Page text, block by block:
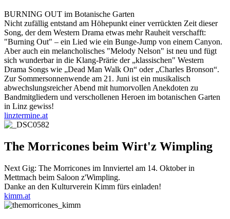
BURNING OUT im Botanische Garten
Nicht zufällig entstand am Höhepunkt einer verrückten Zeit dieser
Song, der dem Western Drama etwas mehr Rauheit verschafft:
"Burning Out" – ein Lied wie ein Bunge-Jump von einem Canyon.
Aber auch ein melancholisches "Melody Nelson" ist neu und fügt
sich wunderbar in die Klang-Prärie der „klassischen" Western
Drama Songs wie „Dead Man Walk On“ oder „Charles Bronson“.
Zur Sommersonnenwende am 21. Juni ist ein musikalisch
abwechslungsreicher Abend mit humorvollen Anekdoten zu
Bandmitgliedern und verschollenen Heroen im botanischen Garten
in Linz gewiss!
linztermine.at
The Morricones beim Wirt'z Wimpling
Next Gig: The Morricones im Innviertel am 14. Oktober in
Mettmach beim Saloon z'Wimpling.
Danke an den Kulturverein Kimm fürs einladen!
kimm.at